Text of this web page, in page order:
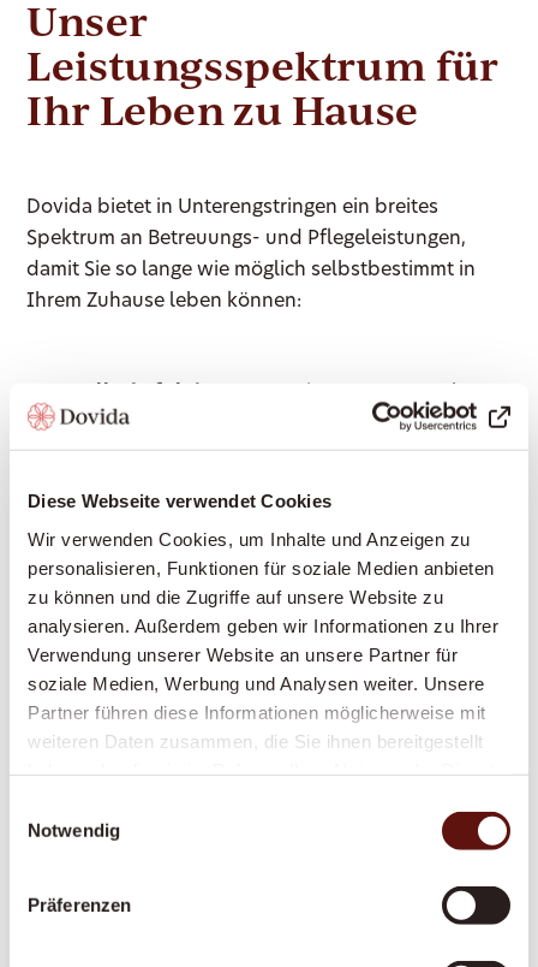
Diese Webseite verwendet Cookies
Wir verwenden Cookies, um Inhalte und Anzeigen zu
personalisieren, Funktionen für soziale Medien anbieten
zu können und die Zugriffe auf unsere Website zu
analysieren. Außerdem geben wir Informationen zu Ihrer
Verwendung unserer Website an unsere Partner für
soziale Medien, Werbung und Analysen weiter. Unsere
Partner führen diese Informationen möglicherweise mit
weiteren Daten zusammen, die Sie ihnen bereitgestellt
Notwendig
Präferenzen
Unser
Leistungsspektrum für
Ihr Leben zu Hause
Dovida bietet in Unterengstringen ein breites
Spektrum an Betreuungs- und Pflegeleistungen,
damit Sie so lange wie möglich selbstbestimmt in
Ihrem Zuhause leben können:
führen, Vorlesen, Spiele spielen, Erinnerungen
teilen – für soziale Teilhabe und gegen Einsamkeit
Haushaltshilfe:
Unterstützung bei
Begleitung ausser Haus:Arztbesuche, Einkäufe,
Spaziergänge, Kulturveranstaltungen – wir sind an
Ihrer Seite
Einkaufen und Mahlzeiten zubereiten: Frische,
gesunde Ernährung ganz nach Ihrem Geschmack
Hilfe bei der Körperpflege, beim
Mobilität
Damit Sie Ihre
Medikamente zuverlässig und zum richtigen
Zeitpunkt einnehmen